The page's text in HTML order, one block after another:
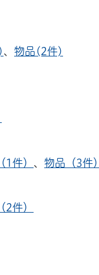
物品(2件)
1件） 物品（3件）
2件）